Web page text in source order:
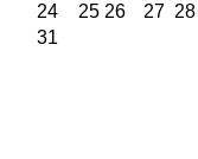
24
25 26 27 28
31